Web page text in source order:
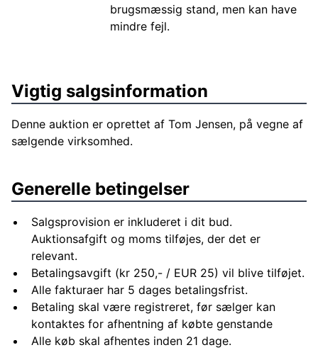
brugsmæssig stand, men kan have
mindre fejl.
Vigtig salgsinformation
Denne auktion er oprettet af Tom Jensen, på vegne af
sælgende virksomhed.
Generelle betingelser
Salgsprovision er inkluderet i dit bud.
Auktionsafgift og moms tilføjes, der det er
relevant.
Betalingsavgift (kr 250,- / EUR 25) vil blive tilføjet.
Alle fakturaer har 5 dages betalingsfrist.
Betaling skal være registreret, før sælger kan
kontaktes for afhentning af købte genstande
Alle køb skal afhentes inden 21 dage.